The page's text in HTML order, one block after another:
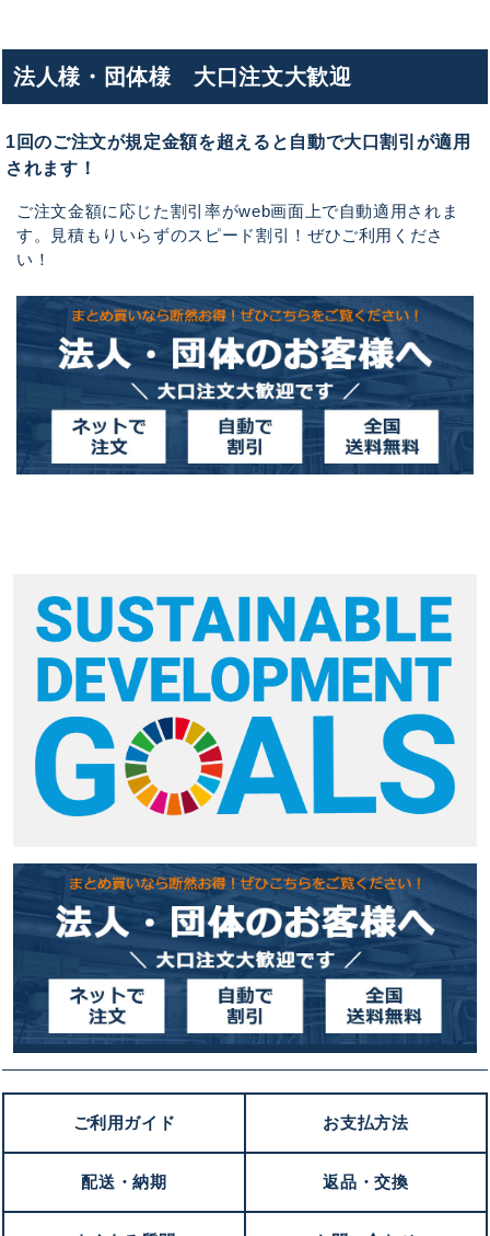
法人様・団体様 大口注文大歓迎
1回のご注文が規定金額を超えると自動で大口割引が適用
されます！
ご注文金額に応じた割引率がweb画面上で自動適用されま
す。見積もりいらずのスピード割引！ぜひご利用くださ
い！
ご利用ガイド お支払方法
配送・納期 返品・交換